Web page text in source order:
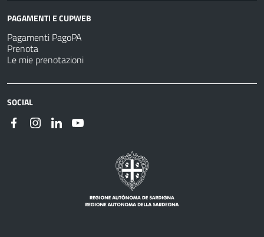
PAGAMENTI E CUPWEB
Pagamenti PagoPA
Prenota
Le mie prenotazioni
SOCIAL